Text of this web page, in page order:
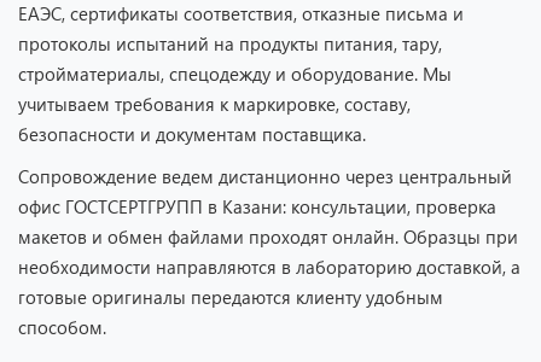
ЕАЭС, сертификаты соответствия, отказные письма и
протоколы испытаний на продукты питания, тару,
стройматериалы, спецодежду и оборудование. Мы
учитываем требования к маркировке, составу,
безопасности и документам поставщика.
Сопровождение ведем дистанционно через центральный
офис ГОСТСЕРТГРУПП в Казани: консультации, проверка
макетов и обмен файлами проходят онлайн. Образцы при
необходимости направляются в лабораторию доставкой, а
готовые оригиналы передаются клиенту удобным
способом.